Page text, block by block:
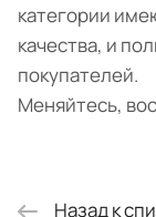
категории
качества, и
покупателей.
Меняйтесь,
Назад к